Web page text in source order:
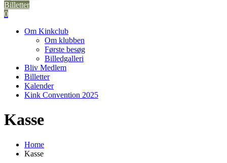
Billetter
0
Om Kinkclub
Om klubben
Første besøg
Billedgalleri
Bliv Medlem
Billetter
Kalender
Kink Convention 2025
Kasse
Home
Kasse